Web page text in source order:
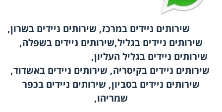
שירותים ניידים במרכז, שירותים ניידים בשרון,
שירותים ניידים בגליל,שירותים ניידים בשפלה,
שירותים ניידים בגליל העליון,
שירותים ניידים בקיסריה, שירותים ניידים באשדוד,
שירותים ניידים בסביון, שירותים ניידים בכפר
שמריהו,